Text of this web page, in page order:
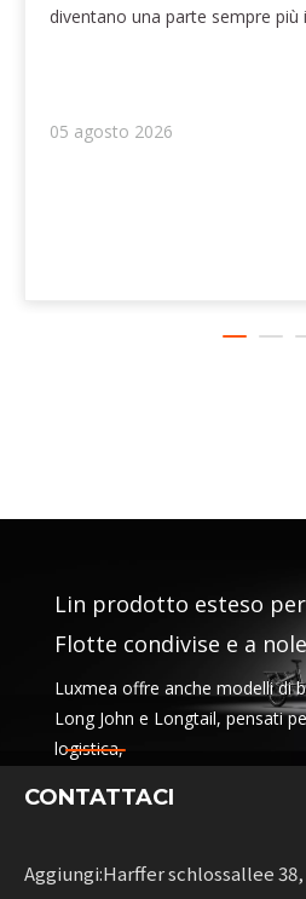
diventano una parte sempre
strumenti digitali e una migliore
05 agosto 2026
Lin prodotto esteso per
Flotte condivise e a
Luxmea offre anche modelli di
Long John e Longtail, pensati
logistica,
combinano la funzionalità
sostenibile.
CONTATTACI
Aggiungi:Harffer schlossallee